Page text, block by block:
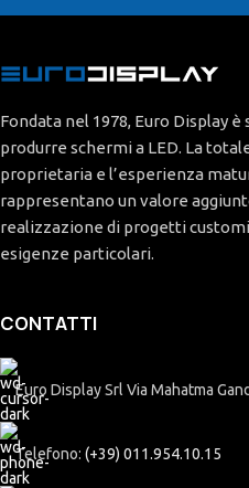
Fondata nel 1978, Euro Display
produrre schermi a LED. La
proprietaria e l’esperienza
rappresentano un valore
realizzazione di progetti
esigenze particolari.
CONTATTI
Euro Display Srl Via Mahatma
Telefono: (+39) 011.954.10.15